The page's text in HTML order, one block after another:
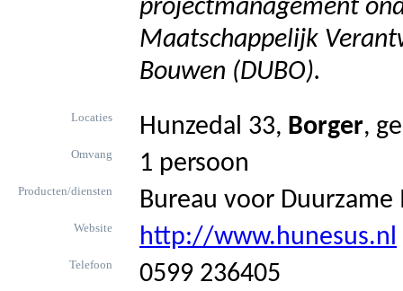
projectmanagement
Maatschappelijk
Bouwen (DUBO).
Locaties Hunzedal 33, Borger,
Omvang 1 persoon
Producten/diensten Bureau voor
Website http://www.hunesus.nl
Telefoon 0599 236405